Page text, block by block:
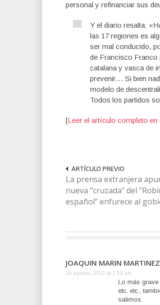
personal y refinanciar sus
Y el diario resalta:
las 17 regiones es
ser mal conducido,
de Francisco Franco
catalana y vasca de
prevenir… Si bien
modelo de
Todos los partidos
[Leer el artículo completo en
ARTÍCULO PREVIO
La prensa extranjera
nueva "cruzada" del
español" enfurece al
JOAQUIN MARIN MARTINEZ
24 agosto, 2012 at 7:59 am
Lo más grave
etc. etc.,
salimos.